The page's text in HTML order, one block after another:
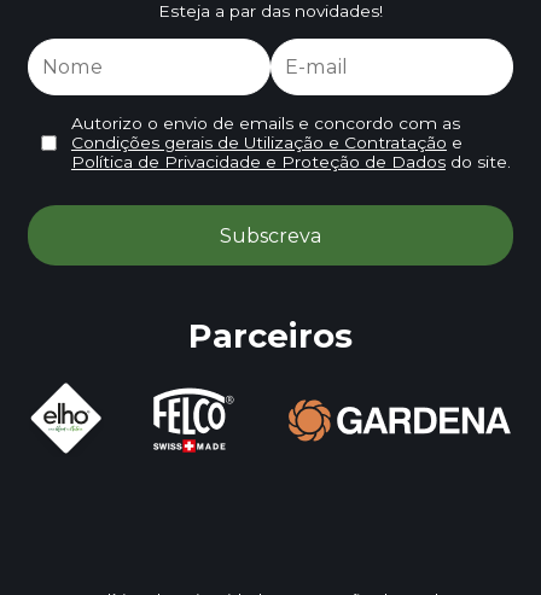
Esteja a par das novidades!
Autorizo o envio de emails e concordo com as
Condições gerais de Utilização e Contratação e
Política de Privacidade e Proteção de Dadosdo site.
Parceiros